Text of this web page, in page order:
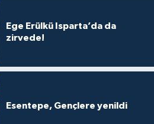
Ege Erülkü Isparta’da da
zirvede!
Esentepe, Gençlere yenildi